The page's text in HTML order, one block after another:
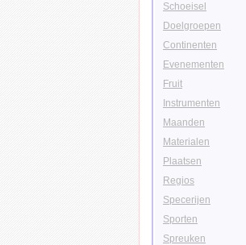
Schoeisel
Doelgroepen
Continenten
Evenementen
Fruit
Instrumenten
Maanden
Materialen
Plaatsen
Regios
Specerijen
Sporten
Spreuken